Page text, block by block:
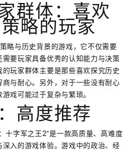
群体：喜欢
略的玩家
略与历史背景的游戏，它不仅需要
要玩家具备优秀的认知能力与决策
玩家群体主要是那些喜欢探究历史
与耐心。另外，对于一些没有耐心
戏可能过于复杂与繁琐。
高度推荐
十字军之王2”是一款高质量、高难度
入的游戏体验。游戏中的政治、经